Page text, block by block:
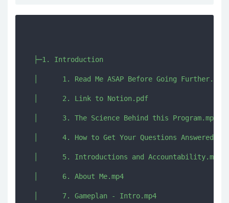
  ├─1. Introduction
  │      1. Read Me ASAP Before Going Further.pdf
  │      2. Link to Notion.pdf
  │      3. The Science Behind this Program.mp4
│      4. How to Get Your Questions
  │      5. Introductions and Accountability.mp4
  │      6. About Me.mp4
  │      7. Gameplan - Intro.mp4